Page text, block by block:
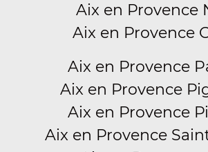
Aix en Provence
Aix en Provence
Aix en Provence
Aix en Provence
Aix en Provence
Aix en Provence